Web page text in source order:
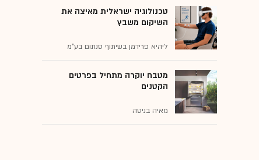
טכנולוגיה ישראלית מאיצה את
השיקום משבץ
ליהיא פרידמן בשיתוף סנתום בע"מ
מטבח יוקרה מתחיל בפרטים
הקטנים
מאיה בניטה